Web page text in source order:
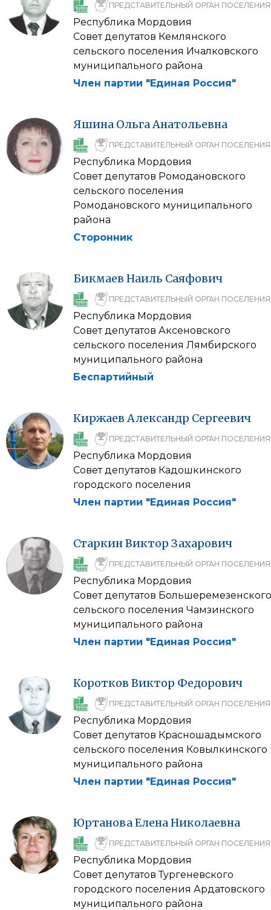
ПРЕДСТАВИТЕЛЬНЫЙ ОРГАН ПОСЕЛЕНИЯ
Республика Мордовия
Совет депутатов Кемлянского
сельского поселения Ичалковского
муниципального района
Член партии "Единая Россия"
Яшина ОльгаАнатольевна
ПРЕДСТАВИТЕЛЬНЫЙ ОРГАН ПОСЕЛЕНИЯ
Республика Мордовия
Совет депутатов Ромодановского
сельского поселения
Ромодановского муниципального
района
Сторонник
Бикмаев Наиль Саяфович
ПРЕДСТАВИТЕЛЬНЫЙ ОРГАН ПОСЕЛЕНИЯ
Республика Мордовия
Совет депутатов Аксеновского
сельского поселения Лямбирского
муниципального района
Беспартийный
Киржаев Александр Сергеевич
ПРЕДСТАВИТЕЛЬНЫЙ ОРГАН ПОСЕЛЕНИЯ
Республика Мордовия
Совет депутатов Кадошкинского
городского поселения
Член партии "Единая Россия"
СтаркинВиктор Захарович
ПРЕДСТАВИТЕЛЬНЫЙ ОРГАН ПОСЕЛЕНИЯ
Республика Мордовия
Совет депутатов Большеремезенского
сельского поселения Чамзинского
муниципального района
Член партии "Единая Россия"
Коротков Виктор Федорович
ПРЕДСТАВИТЕЛЬНЫЙ ОРГАН ПОСЕЛЕНИЯ
Республика Мордовия
Совет депутатов Красношадымского
сельского поселения Ковылкинского
муниципального района
Член партии "Единая Россия"
ЮртановаЕленаНиколаевна
ПРЕДСТАВИТЕЛЬНЫЙ ОРГАН ПОСЕЛЕНИЯ
Республика Мордовия
Совет депутатов Тургеневского
городского поселения Ардатовского
муниципального района